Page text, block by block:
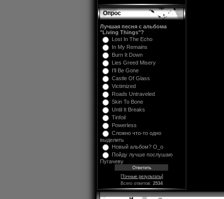
Опрос
Лучшая песня с альбома
"Living Things"?
Lost In The Echo
In My Remains
Burn It Down
Lies Greed Misery
I'll Be Gone
Castle Of Glass
Victimized
Roads Untraveled
Skin To Bone
Until It Breaks
Tinfoil
Powerless
Сложно что-то одно
выделить
Новый альбом? O_o
Пойду лучше послушаю
Пугачеву
[Точные результаты]
Всего ответов: 2534